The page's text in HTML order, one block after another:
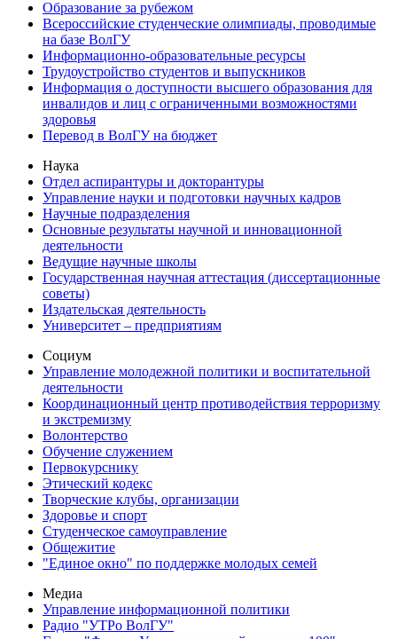
Образование за рубежом
Всероссийские студенческие олимпиады, проводимые
на базе ВолГУ
Информационно-образовательные ресурсы
Трудоустройство студентов и выпускников
Информация о доступности высшего образования для
инвалидов и лиц с ограниченными возможностями
здоровья
Перевод в ВолГУ на бюджет
Наука
Отдел аспирантуры и докторантуры
Управление науки и подготовки научных кадров
Научные подразделения
Основные результаты научной и инновационной
деятельности
Ведущие научные школы
Государственная научная аттестация (диссертационные
советы)
Издательская деятельность
Университет – предприятиям
Социум
Управление молодежной политики и воспитательной
деятельности
Координационный центр противодействия терроризму
и экстремизму
Волонтерство
Обучение служением
Первокурснику
Этический кодекс
Творческие клубы, организации
Здоровье и спорт
Студенческое самоуправление
Общежитие
"Единое окно" по поддержке молодых семей
Медиа
Управление информационной политики
Радио "УТРо ВолГУ"